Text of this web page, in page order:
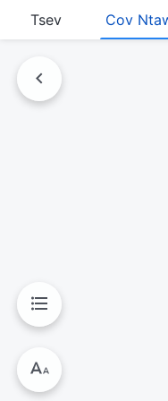
Tsev Cov